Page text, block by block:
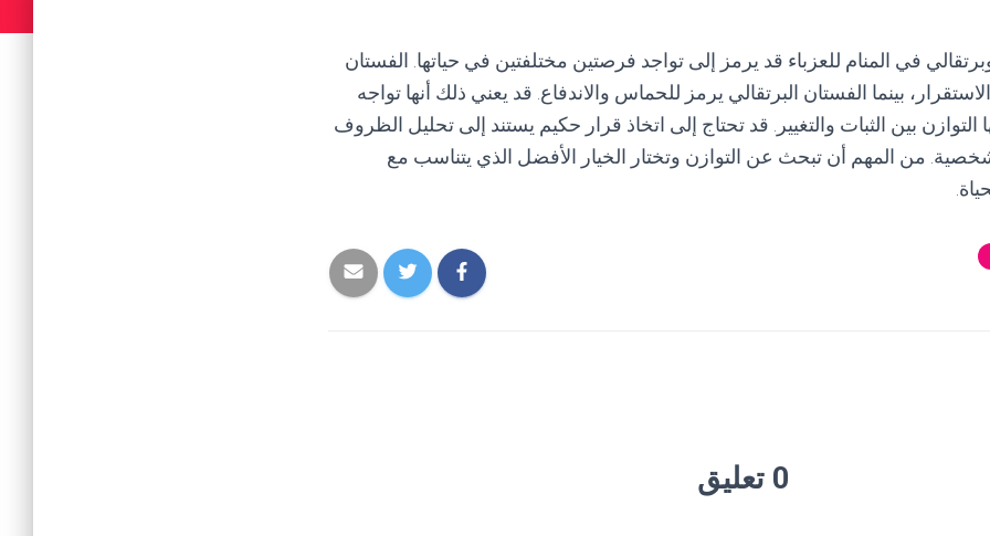
في المنام للعزباء قد يرمز إلى تواجد فرصتين مختلفتين في حياتها. الفستان
بينما الفستان البرتقالي يرمز للحماس والاندفاع. قد يعني ذلك أنها تواجه
التوازن بين الثبات والتغيير. قد تحتاج إلى اتخاذ قرار حكيم يستند إلى تحليل الظروف
من المهم أن تبحث عن التوازن وتختار الخيار الأفضل الذي يتناسب مع
0 تعليق